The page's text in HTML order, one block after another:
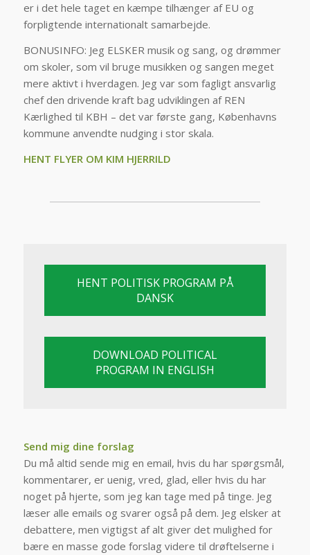
er i det hele taget en kæmpe tilhænger af EU og
forpligtende internationalt samarbejde.
BONUSINFO: Jeg ELSKER musik og sang, og drømmer
om skoler, som vil bruge musikken og sangen meget
mere aktivt i hverdagen. Jeg var som fagligt ansvarlig
chef den drivende kraft bag udviklingen af REN
Kærlighed til KBH – det var første gang, Københavns
kommune anvendte nudging i stor skala.
HENT FLYER OM KIM HJERRILD
HENT POLITISK PROGRAM PÅ
DANSK
DOWNLOAD POLITICAL
PROGRAM IN ENGLISH
Send mig dine forslag
Du må altid sende mig en email, hvis du har spørgsmål,
kommentarer, er uenig, vred, glad, eller hvis du har
noget på hjerte, som jeg kan tage med på tinge. Jeg
læser alle emails og svarer også på dem. Jeg elsker at
debattere, men vigtigst af alt giver det mulighed for
bære en masse gode forslag videre til drøftelserne i